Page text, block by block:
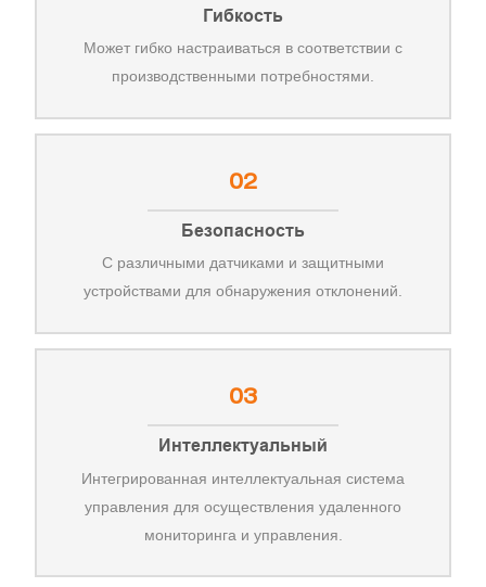
Гибкость
Может гибко настраиваться в соответствии с
производственными потребностями.
02
Безопасность
С различными датчиками и защитными
устройствами для обнаружения отклонений.
03
Интеллектуальный
Интегрированная интеллектуальная система
управления для осуществления удаленного
мониторинга и управления.